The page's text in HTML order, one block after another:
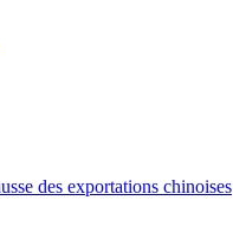
des exportations chinoises